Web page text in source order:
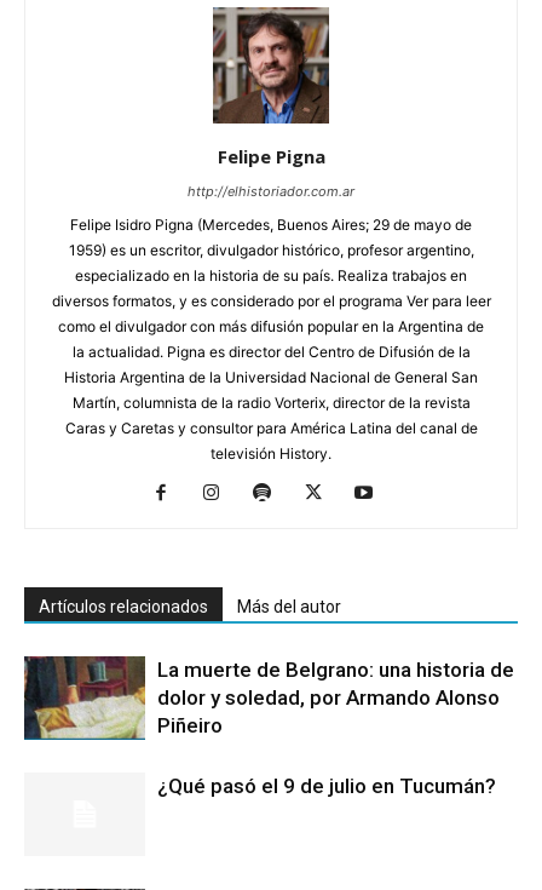
Felipe Pigna
http://elhistoriador.com.ar
Felipe Isidro Pigna (Mercedes, Buenos Aires; 29 de mayo de
1959) es un escritor, divulgador histórico, profesor argentino,
especializado en la historia de su país. Realiza trabajos en
diversos formatos, y es considerado por el programa Ver para leer
como el divulgador con más difusión popular en la Argentina de
la actualidad. Pigna es director del Centro de Difusión de la
Historia Argentina de la Universidad Nacional de General San
Martín, columnista de la radio Vorterix, director de la revista
Caras y Caretas y consultor para América Latina del canal de
televisión History.
Artículos relacionados Más del autor
La muerte de Belgrano: una historia de
dolor y soledad, por Armando Alonso
Piñeiro
¿Qué pasó el 9 de julio en Tucumán?